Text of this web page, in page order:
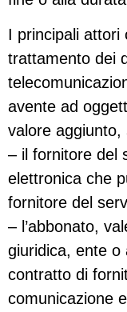
I principali attori
trattamento dei
avente ad
valore aggiunto,
– il fornitore del
elettronica che
fornitore del
– l’abbonato,
giuridica, ente o
contratto di
comunicazione